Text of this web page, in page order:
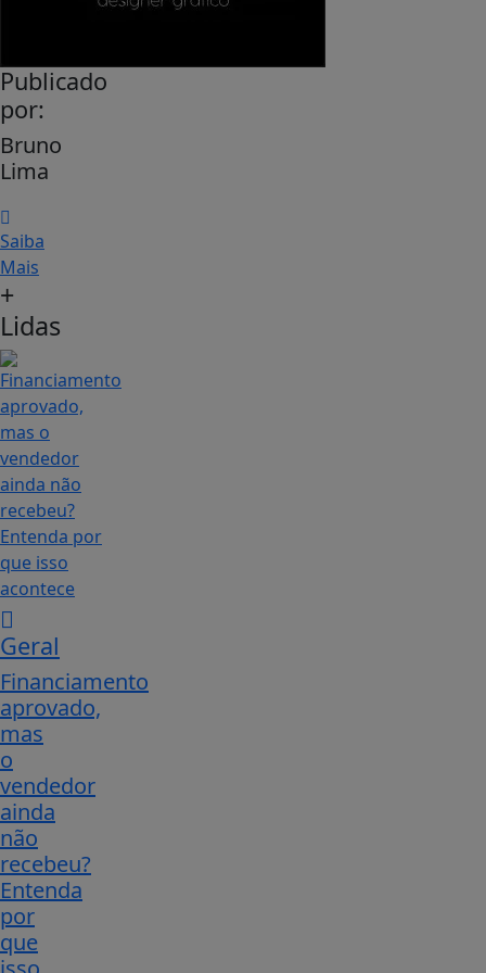
Publicado
por:
Bruno
Lima
Saiba
Mais
+
Lidas
Geral
Financiamento
aprovado,
mas
o
vendedor
ainda
não
recebeu?
Entenda
por
que